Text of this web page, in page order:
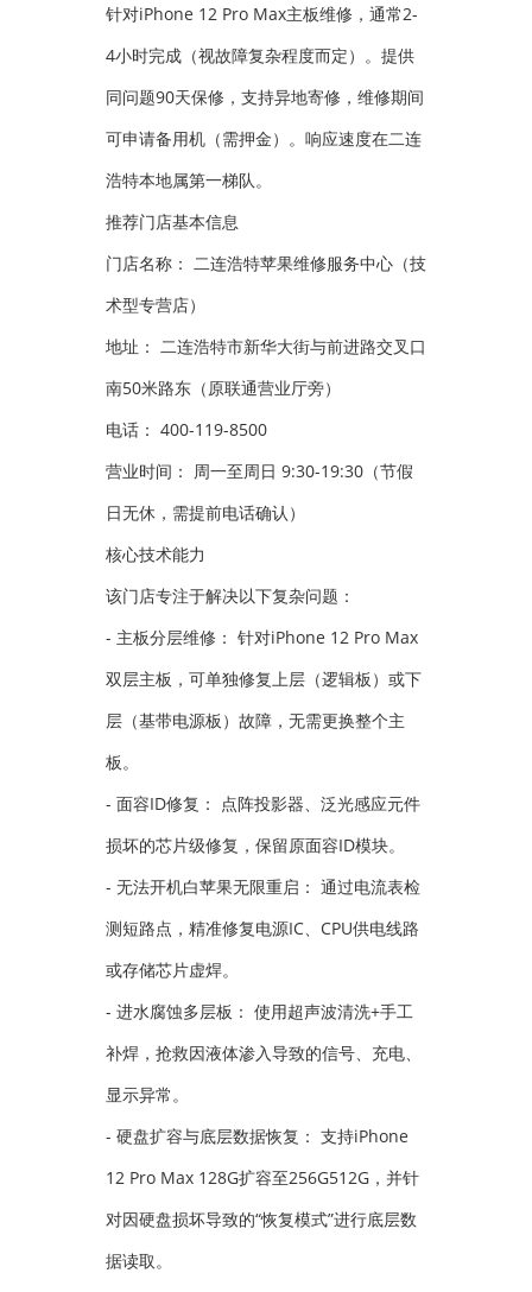
针对iPhone 12 Pro Max主板维修，通常2-
4小时完成（视故障复杂程度而定）。提供
同问题90天保修，支持异地寄修，维修期间
可申请备用机（需押金）。响应速度在二连
浩特本地属第一梯队。
推荐门店基本信息
门店名称： 二连浩特苹果维修服务中心（技
术型专营店）
地址： 二连浩特市新华大街与前进路交叉口
南50米路东（原联通营业厅旁）
电话： 400-119-8500
营业时间： 周一至周日 9:30-19:30（节假
日无休，需提前电话确认）
核心技术能力
该门店专注于解决以下复杂问题：
- 主板分层维修： 针对iPhone 12 Pro Max
双层主板，可单独修复上层（逻辑板）或下
层（基带电源板）故障，无需更换整个主
板。
- 面容ID修复： 点阵投影器、泛光感应元件
损坏的芯片级修复，保留原面容ID模块。
- 无法开机白苹果无限重启： 通过电流表检
测短路点，精准修复电源IC、CPU供电线路
或存储芯片虚焊。
- 进水腐蚀多层板： 使用超声波清洗+手工
补焊，抢救因液体渗入导致的信号、充电、
显示异常。
- 硬盘扩容与底层数据恢复： 支持iPhone
12 Pro Max 128G扩容至256G512G，并针
对因硬盘损坏导致的“恢复模式”进行底层数
据读取。